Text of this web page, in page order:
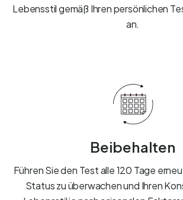
Lebensstil gemäß Ihren persönlichen
an.
Beibehalten
Führen Sie den Test alle 120 Tage
Status zu überwachen und Ihren